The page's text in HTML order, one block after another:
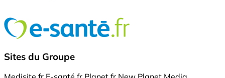
Sites du Groupe